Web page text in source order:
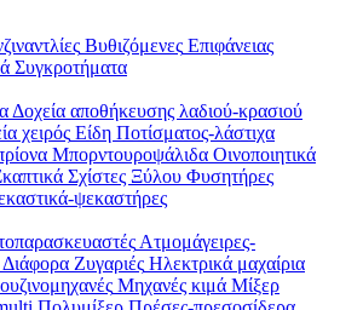
Βυθιζόμενες Επιφάνειας
Συγκροτήματα
Δοχεία αποθήκευσης λαδιού-κρασιού
χειρός Είδη Ποτίσματος-λάστιχα
Μπορντουροψάλιδα Οινοποιητικά
Σχίστες Ξύλου Φυσητήρες
ψεκαστήρες
Ατμομάγειρες-
Διάφορα Ζυγαριές Ηλεκτρικά μαχαίρια
Μηχανές κιμά Μίξερ